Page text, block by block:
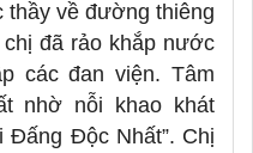
thầy về đường thiêng
đã rảo khắp nước
các đan viện. Tâm
nhờ nỗi khao khát
Đấng Độc Nhất”. Chị